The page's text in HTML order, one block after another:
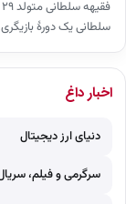
سلطانی یک دورهٔ
اخبار داغ
دنیای ارز دیجیتال
سرگرمی و فیلم،